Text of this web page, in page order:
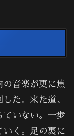
音楽が更に焦
た。来た道、
ていない。一歩
く。足の裏に